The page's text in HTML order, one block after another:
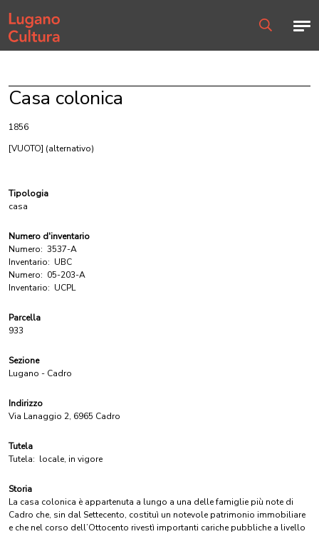
Home page
Casa colonica
1856
[VUOTO] (alternativo)
Tipologia
casa
Numero d'inventario
Numero: 3537-A
Inventario: UBC
Numero: 05-203-A
Inventario: UCPL
Parcella
933
Sezione
Lugano - Cadro
Indirizzo
Via Lanaggio 2, 6965 Cadro
Tutela
Tutela: locale, in vigore
Storia
La casa colonica è appartenuta a lungo a una delle famiglie più note di
Cadro che, sin dal Settecento, costituì un notevole patrimonio immobiliare
e che nel corso dell’Ottocento rivestì importanti cariche pubbliche a livello